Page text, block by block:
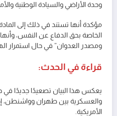
وحدة الأراضي والسيادة الوطنية
الخاصة بحق الدفاع عن النفس،
ومصدر العدوان” في حال استمرار
قراءة في الحدث:
يعكس هذا البيان تصعيدًا جديدًا في
والعسكرية بين طهران وواشنطن، إذ
الأمريكية.